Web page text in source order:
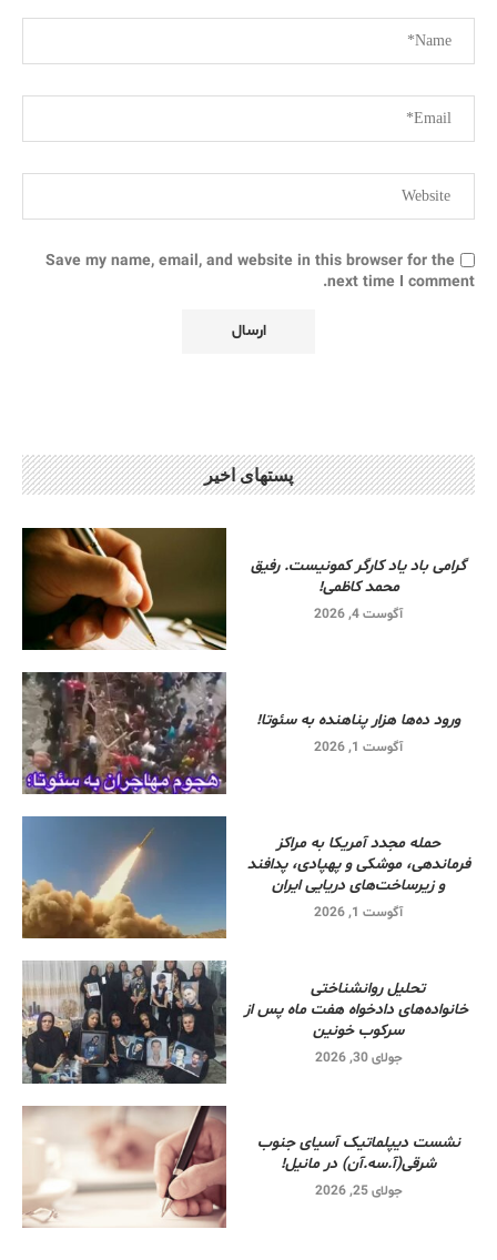
Save my name, email, and website in this browser for the
next time I comment.
پستهای اخیر
گرامی باد یاد کارگر کمونیست. رفیق
محمد کاظمی!
آگوست 4, 2026
ورود ده‌ها هزار پناهنده به سئوتا!
آگوست 1, 2026
حمله مجدد آمریکا به مراکز
فرماندهی، موشکی و پهپادی، پدافند
و زیرساخت‌های دریایی ایران
آگوست 1, 2026
تحلیل روانشناختی
خانواده‌های دادخواه هفت ماه پس از
سرکوب خونین
جولای 30, 2026
نشست دیپلماتیک آسیای جنوب
شرقی‌(آ.سه.آن) در مانیل!
جولای 25, 2026